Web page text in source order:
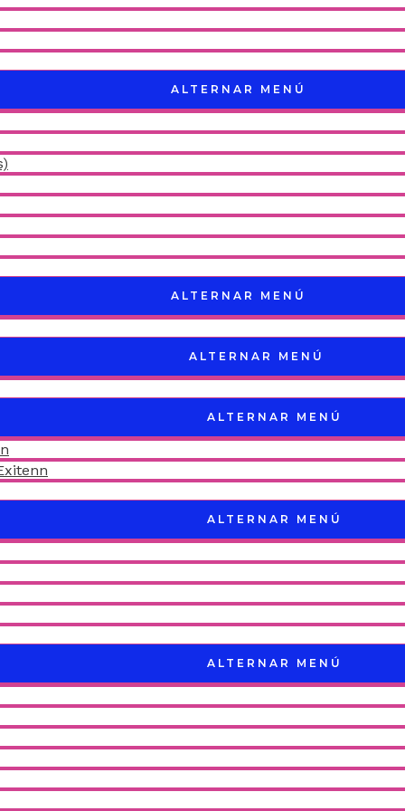
ALTERNAR MENÚ
ALTERNAR MENÚ
ALTERNAR MENÚ
ALTERNAR MENÚ
ALTERNAR MENÚ
ALTERNAR MENÚ